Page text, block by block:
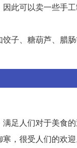
此可以卖一些手
子、糖葫芦、腊
足人们对于美食的
，很受人们的欢迎